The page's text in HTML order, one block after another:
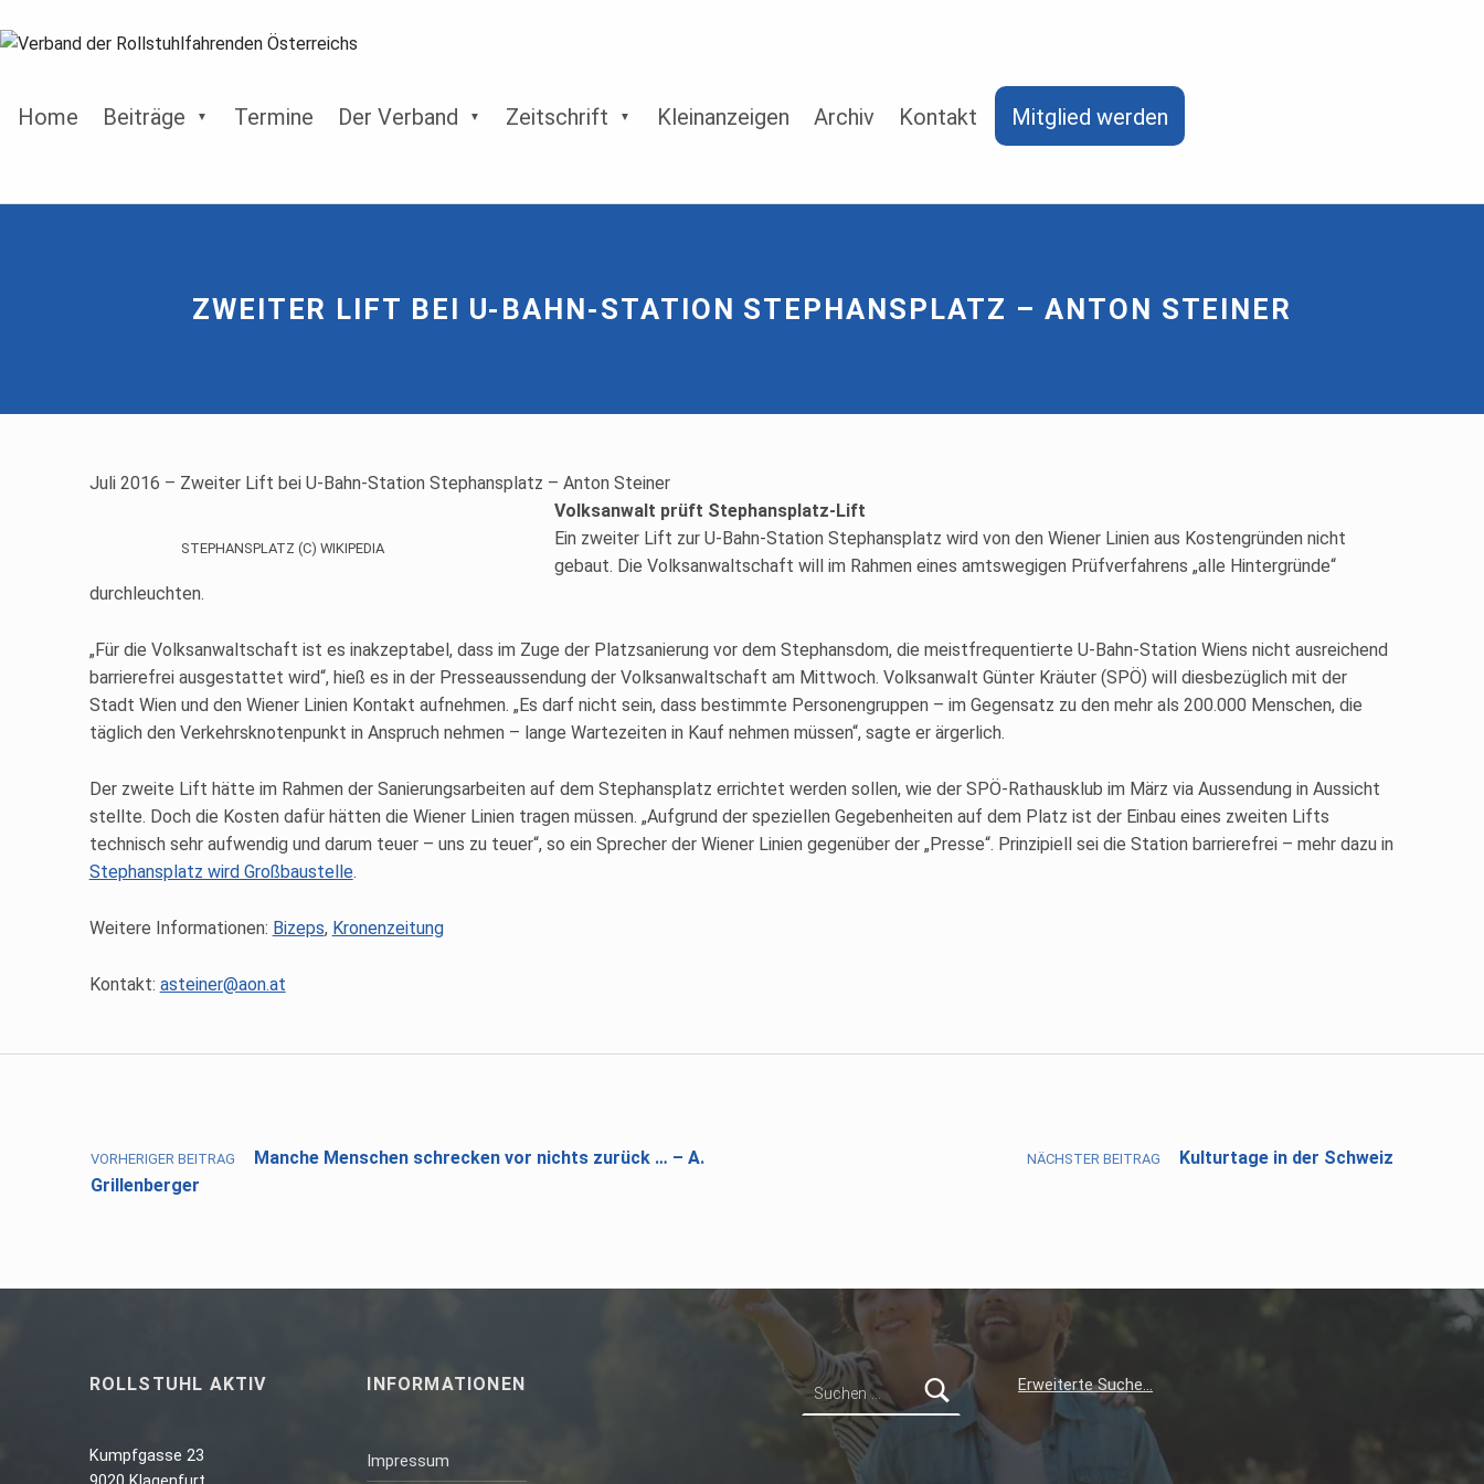
Home Beiträge Termine Der Verband Zeitschrift Kleinanzeigen Archiv Kontakt Mitglied werden
ZWEITER LIFT BEI U-BAHN-STATION STEPHANSPLATZ – ANTON STEINER
Juli 2016 – Zweiter Lift bei U-Bahn-Station Stephansplatz – Anton Steiner
STEPHANSPLATZ (C) WIKIPEDIA
Volksanwalt prüft Stephansplatz-Lift
Ein zweiter Lift zur U-Bahn-Station Stephansplatz wird von den Wiener Linien aus Kostengründen nicht
gebaut. Die Volksanwaltschaft will im Rahmen eines amtswegigen Prüfverfahrens „alle Hintergründe“
durchleuchten.
„Für die Volksanwaltschaft ist es inakzeptabel, dass im Zuge der Platzsanierung vor dem Stephansdom, die meistfrequentierte U-Bahn-Station Wiens nicht ausreichend
barrierefrei ausgestattet wird“, hieß es in der Presseaussendung der Volksanwaltschaft am Mittwoch. Volksanwalt Günter Kräuter (SPÖ) will diesbezüglich mit der
Stadt Wien und den Wiener Linien Kontakt aufnehmen. „Es darf nicht sein, dass bestimmte Personengruppen – im Gegensatz zu den mehr als 200.000 Menschen, die
täglich den Verkehrsknotenpunkt in Anspruch nehmen – lange Wartezeiten in Kauf nehmen müssen“, sagte er ärgerlich.
Der zweite Lift hätte im Rahmen der Sanierungsarbeiten auf dem Stephansplatz errichtet werden sollen, wie der SPÖ-Rathausklub im März via Aussendung in Aussicht
stellte. Doch die Kosten dafür hätten die Wiener Linien tragen müssen. „Aufgrund der speziellen Gegebenheiten auf dem Platz ist der Einbau eines zweiten Lifts
technisch sehr aufwendig und darum teuer – uns zu teuer“, so ein Sprecher der Wiener Linien gegenüber der „Presse“. Prinzipiell sei die Station barrierefrei – mehr dazu in
Stephansplatz wird Großbaustelle.
Weitere Informationen: Bizeps, Kronenzeitung
Kontakt: asteiner@aon.at
Beitragsnavigation
VORHERIGER BEITRAG
Manche Menschen schrecken vor nichts zurück … – A.
Grillenberger
NÄCHSTER BEITRAG Kulturtage in der Schweiz
ROLLSTUHL AKTIV
Kumpfgasse 23
INFORMATIONEN
Impressum
Suchen nach:
Erweiterte Suche…